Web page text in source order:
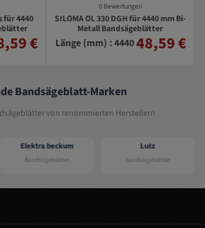
für 4440
€
0 Bewertungen
SILOMA OL 330 DGH für 4440 mm Bi-
Metall Bandsägeblätter
Länge (mm) : 444048,59 €
Bandsägeblatt-Marken
von renommierten Herstellern
Elektra beckum
Bandsägeblätter
Lutz
Bandsägeblätter